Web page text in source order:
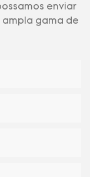
enviar
gama de